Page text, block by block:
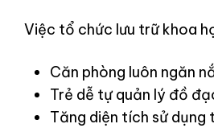
Việc tổ chức lưu trữ khoa
Căn phòng luôn ngăn
Trẻ dễ tự quản lý đồ
Tăng diện tích sử dụng